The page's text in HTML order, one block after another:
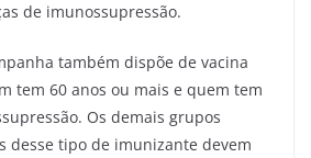
de imunossupressão.
também dispõe de vacina
tem 60 anos ou mais e quem tem
Os demais grupos
desse tipo de imunizante devem